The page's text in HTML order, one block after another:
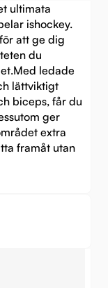
ultimata
ishockey.
att ge dig
du
ledade
lättviktigt
biceps, får du
ger
extra
framåt utan